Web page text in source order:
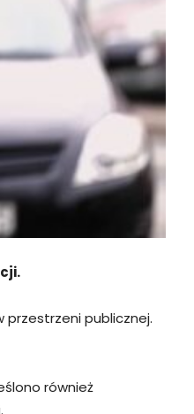
przestrzeni publicznej.
również